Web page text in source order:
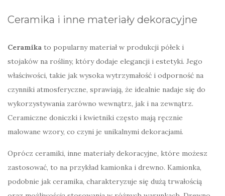
Ceramika i inne materiały dekoracyjne
Ceramika to popularny materiał w produkcji półek i
stojaków na rośliny, który dodaje elegancji i estetyki. Jego
właściwości, takie jak wysoka wytrzymałość i odporność na
czynniki atmosferyczne, sprawiają, że idealnie nadaje się do
wykorzystywania zarówno wewnątrz, jak i na zewnątrz.
Ceramiczne doniczki i kwietniki często mają ręcznie
malowane wzory, co czyni je unikalnymi dekoracjami.
Oprócz ceramiki, inne materiały dekoracyjne, które możesz
zastosować, to na przykład kamionka i drewno. Kamionka,
podobnie jak ceramika, charakteryzuje się dużą trwałością